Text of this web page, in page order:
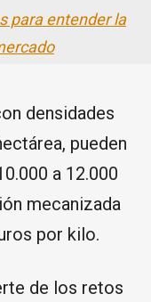
para entender la
densidades
pueden
a 12.000
mecanizada
por kilo.
de los retos